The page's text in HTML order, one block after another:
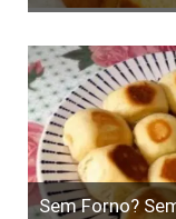
Sem Forno?